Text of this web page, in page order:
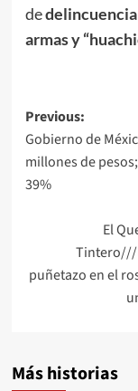
de
armas y
Post
Previous:
Gobierno de
millones de
39%
El
Tintero///
puñetazo en el
Más historias